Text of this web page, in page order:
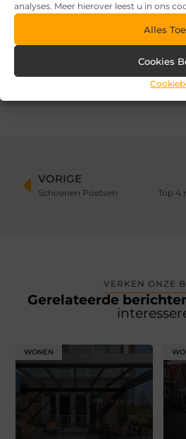
analyses. Meer hierover leest u in ons
Alles
Cookies
Zandbak schoon en diervriendelijk
Aanrijdbeveiliging: voorkom schade,
situaties op de werkvloer
VORIGE
Schoenen Poetsen
VERKEN ONZE
Gerelateerde
WONEN